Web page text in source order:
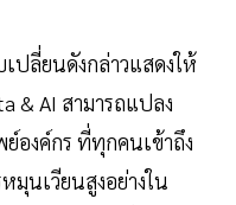
เปลี่ยนดังกล่าวแสดงให้
& AI สามารถแปลง
องค์กร ที่ทุกคนเข้าถึง
มุนเวียนสูงอย่างใน